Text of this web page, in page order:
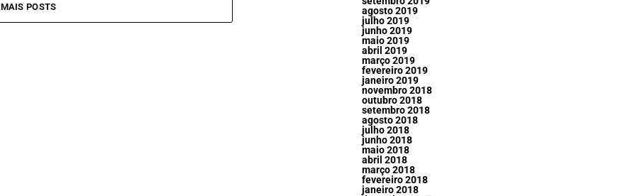
MAIS POSTS
agosto 2019
julho 2019
junho 2019
maio 2019
abril 2019
março 2019
fevereiro 2019
janeiro 2019
novembro 2018
outubro 2018
setembro 2018
agosto 2018
julho 2018
junho 2018
maio 2018
abril 2018
março 2018
fevereiro 2018
janeiro 2018